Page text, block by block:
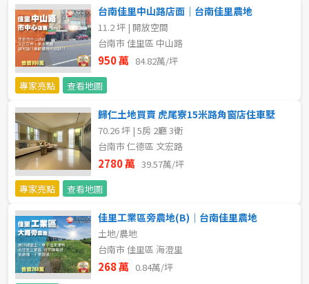
21樓以上
格局
不拘
2房
4房 5房以上
屋齡
台南佳里中山路店面｜台南佳里農地
11.2 坪 | 開放空間
台南市 佳里區 中山路
950 萬 84.82萬/坪
專家亮點
查看地圖
歸仁土地買賣 虎尾寮15米路角窗店住車墅
70.26 坪 | 5房 2廳 3衛
台南市 仁德區 文宏路
2780 萬 39.57萬/坪
專家亮點
查看地圖
佳里工業區旁農地(B)｜台南佳里農地
土地/農地
台南市 佳里區 海澄里
268 萬 0.84萬/坪